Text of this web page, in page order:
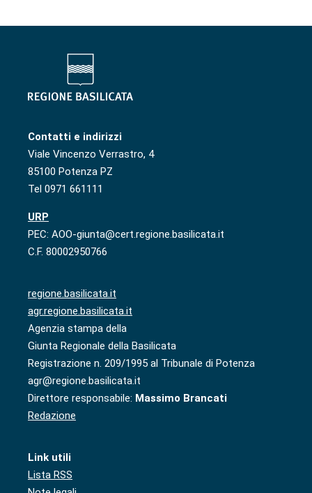
Contatti e indirizzi
Viale Vincenzo Verrastro, 4
85100 Potenza PZ
Tel 0971 661111
URP
PEC: AOO-giunta@cert.regione.basilicata.it
C.F. 80002950766
regione.basilicata.it
agr.regione.basilicata.it
Agenzia stampa della
Giunta Regionale della Basilicata
Registrazione n. 209/1995 al Tribunale di Potenza
agr@regione.basilicata.it
Direttore responsabile: Massimo Brancati
Redazione
Link utili
Lista RSS